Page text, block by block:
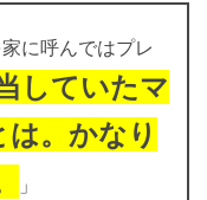
に呼んではプレ
していたマ
。かなり
」